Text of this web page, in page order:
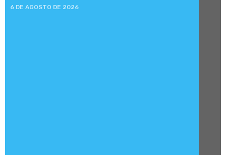
6 DE AGOSTO DE 2026